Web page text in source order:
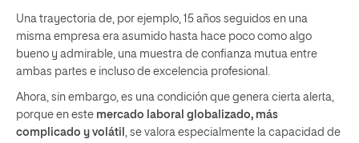
Una trayectoria de, por ejemplo, 15 años seguidos en una
misma empresa era asumido hasta hace poco como algo
bueno y admirable, una muestra de confianza mutua entre
ambas partes e incluso de excelencia profesional.
Ahora, sin embargo, es una condición que genera cierta alerta,
porque en este mercado laboral globalizado, más
complicado y volátil
, se valora especialmente la capacidad de